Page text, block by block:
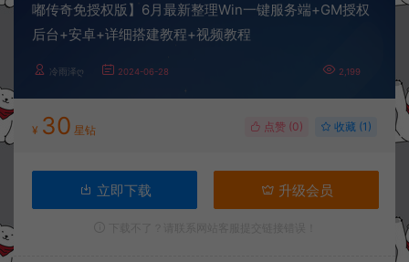
嘟传奇免授权版】6月最新整理Win一键服务端+GM授权
后台+安卓+详细搭建教程+视频教程
冷雨泽ღ 2024-06-28 2,199
¥ 30 星钻 点赞 (0) 收藏 (1)
立即下载 升级会员